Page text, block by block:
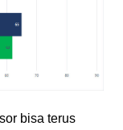
bisa terus